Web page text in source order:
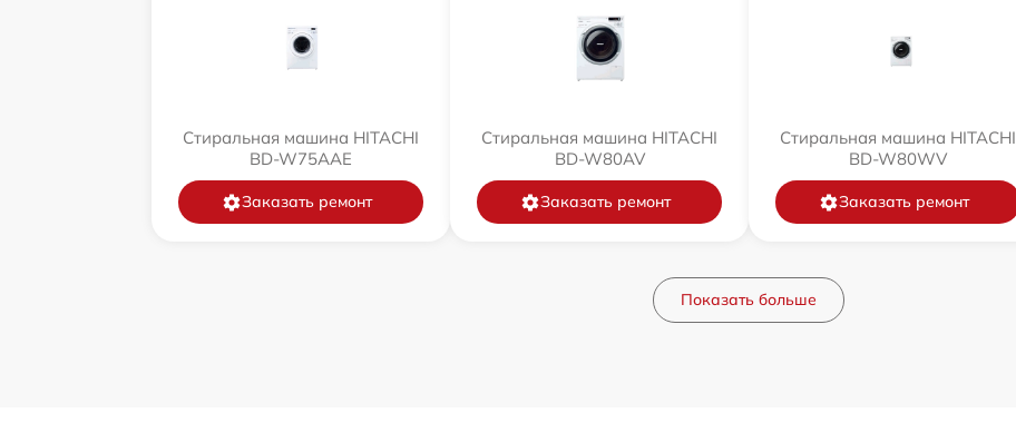
Стиральная машина HITACHI
BD-W75AAE
Заказать ремонт
Стиральная машина HITACHI
BD-W80AV
Заказать ремонт
Стиральная машина HITACHI
BD-W80WV
Заказать ремонт
Показать больше